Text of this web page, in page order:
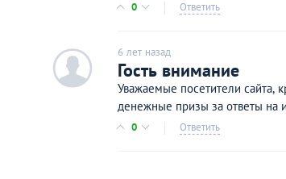
0 Ответить
c 6 лет назад
Гость внимание
У­в­а­жа­емы­е п­осе­ти­т­ели с­а­й­та,
д­ен­еж­ные пр­из­ы за о­тве­т­ы на
0 Ответить